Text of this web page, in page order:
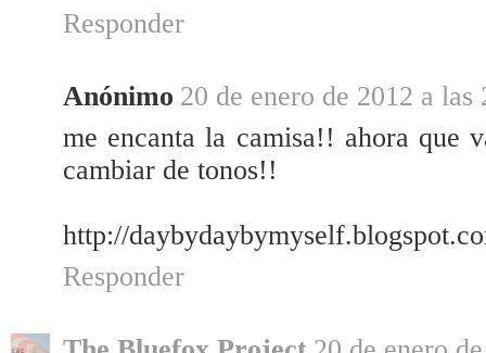
Responder
Anónimo 20 de enero de 2012 a las
me encanta la camisa!! ahora que
cambiar de tonos!!
http://
Responder